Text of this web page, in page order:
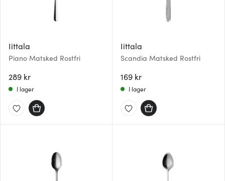
Iittala
Piano Matsked Rostfri
289 kr
I lager
Iittala
Scandia Matsked Rostfri
169 kr
I lager